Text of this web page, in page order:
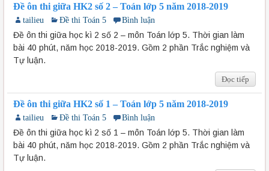
Đề ôn thi giữa HK2 số 2 – Toán lớp 5 năm 2018-2019
tailieu Đề thi Toán 5 Bình luận
Đề ôn thi giữa học kì 2 số 2 – môn Toán lớp 5. Thời gian làm
bài 40 phút, năm học 2018-2019. Gồm 2 phần Trắc nghiệm và
Tự luận.
Đọc tiếp
Đề ôn thi giữa HK2 số 1 – Toán lớp 5 năm 2018-2019
tailieu Đề thi Toán 5 Bình luận
Đề ôn thi giữa học kì 2 số 1 – môn Toán lớp 5. Thời gian làm
bài 40 phút, năm học 2018-2019. Gồm 2 phần Trắc nghiệm và
Tự luận.